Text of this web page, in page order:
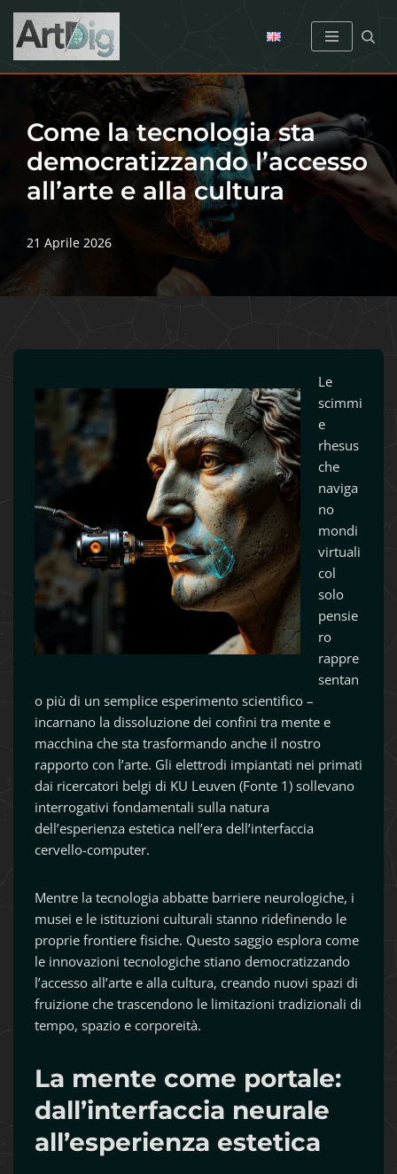
Vai
al
contenuto
Come la tecnologia sta
democratizzando l’accesso
all’arte e alla cultura
21 Aprile 2026
Le
scimmi
e
rhesus
che
naviga
no
mondi
virtuali
col
solo
pensie
ro
rappre
sentan
o più di un semplice esperimento scientifico –
incarnano la dissoluzione dei confini tra mente e
macchina che sta trasformando anche il nostro
rapporto con l’arte. Gli elettrodi impiantati nei primati
dai ricercatori belgi di KU Leuven (Fonte 1) sollevano
interrogativi fondamentali sulla natura
dell’esperienza estetica nell’era dell’interfaccia
cervello-computer.
Mentre la tecnologia abbatte barriere neurologiche, i
musei e le istituzioni culturali stanno ridefinendo le
proprie frontiere fisiche. Questo saggio esplora come
le innovazioni tecnologiche stiano democratizzando
l’accesso all’arte e alla cultura, creando nuovi spazi di
fruizione che trascendono le limitazioni tradizionali di
tempo, spazio e corporeità.
La mente come portale:
dall’interfaccia neurale
all’esperienza estetica